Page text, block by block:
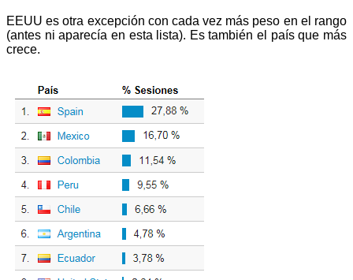
EEUU es otra excepción con cada vez más peso en el rango
(antes ni aparecía en esta lista). Es también el país que más
crece.